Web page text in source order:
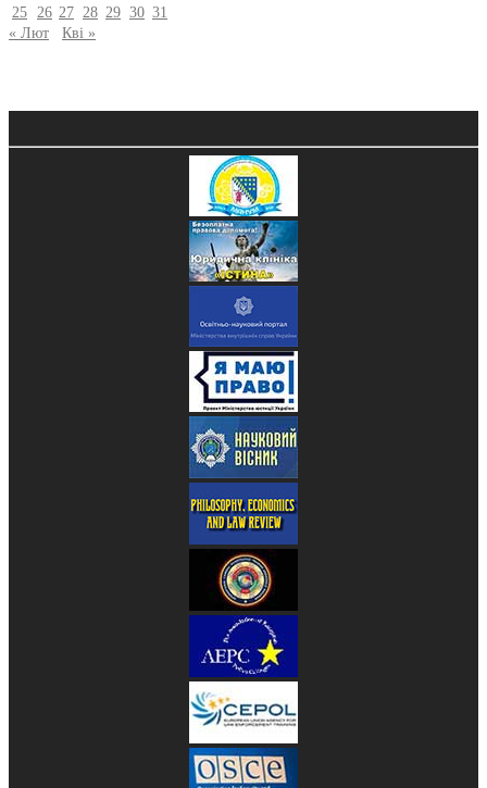
25
26 27 28 29 30 31
« Лют
Кві »